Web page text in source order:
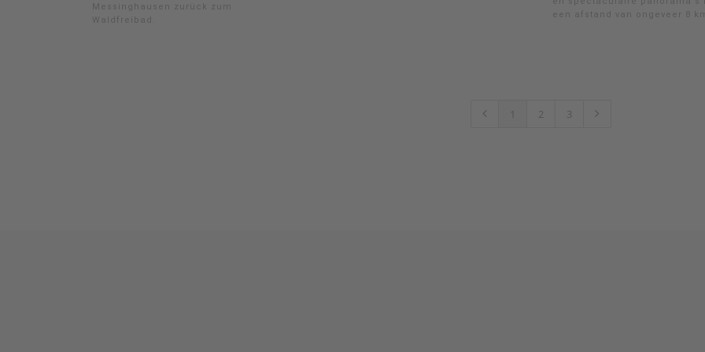
Messinghausen zurück zum
Waldfreibad.
een afstand van ongeveer 8
1 2 3